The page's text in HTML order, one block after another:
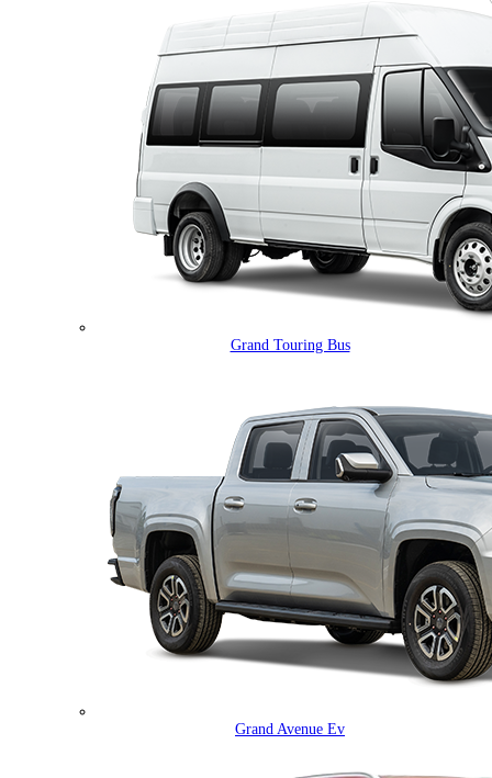
Grand Touring Bus
Grand Avenue Ev